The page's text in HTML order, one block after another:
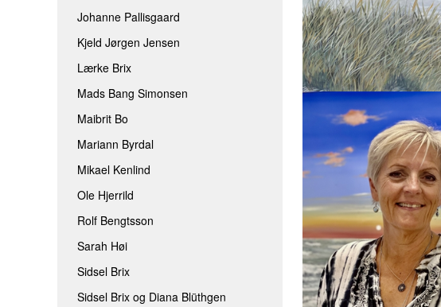
Johanne Pallisgaard
Kjeld Jørgen Jensen
Lærke Brix
Mads Bang Simonsen
Maibrit Bo
Mariann Byrdal
Mikael Kenlind
Ole Hjerrild
Rolf Bengtsson
Sarah Høi
Sidsel Brix
Sidsel Brix og Diana Blüthgen